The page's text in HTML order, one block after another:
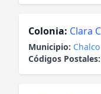
Colonia: Clara
Municipio: Chalco
Códigos Postales: